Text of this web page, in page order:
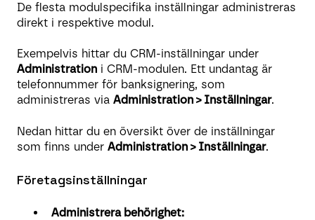
De flesta modulspecifika inställningar administreras
direkt i respektive modul.
Exempelvis hittar du CRM-inställningar under
Administration i CRM-modulen. Ett undantag är
telefonnummer för banksignering, som
administreras via Administration > Inställningar.
Nedan hittar du en översikt över de inställningar
som finns under Administration > Inställningar.
Företagsinställningar
Administrera behörighet: